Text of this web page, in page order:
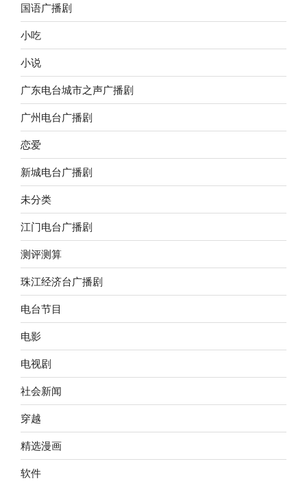
国语广播剧
小吃
小说
广东电台城市之声广播剧
广州电台广播剧
恋爱
新城电台广播剧
未分类
江门电台广播剧
测评测算
珠江经济台广播剧
电台节目
电影
电视剧
社会新闻
穿越
精选漫画
软件